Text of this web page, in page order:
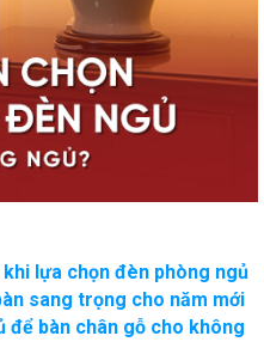
lựa chọn đèn phòng ngủ
sang trọng cho năm mới
để bàn chân gỗ cho không